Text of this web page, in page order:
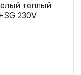
теплый
230V